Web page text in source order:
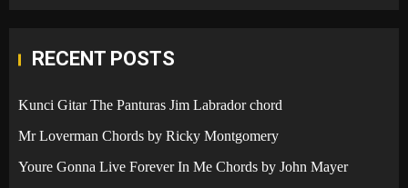
RECENT POSTS
Kunci Gitar The Panturas Jim Labrador chord
Mr Loverman Chords by Ricky Montgomery
Youre Gonna Live Forever In Me Chords by John Mayer